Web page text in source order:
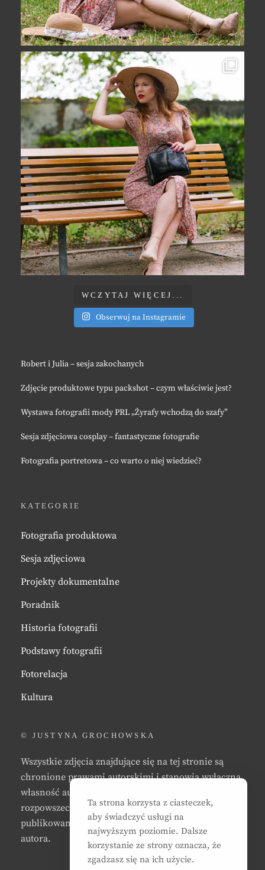
WCZYTAJ WIĘCEJ...
Obserwuj na Instagramie
Robert i Julia – sesja zakochanych
Zdjęcie produktowe typu packshot – czym właściwie jest?
Wystawa fotografii mody PRL „Żyrafy wchodzą do szafy”
Sesja zdjęciowa cosplay – fantastyczne fotografie
Fotografia portretowa – co warto o niej wiedzieć?
KATEGORIE
Fotografia produktowa
Sesja zdjęciowa
Projekty dokumentalne
Poradnik
Historia fotografii
Podstawy fotografii
Fotorelacja
Kultura
© JUSTYNA GROCHOWSKA
Wszystkie zdjęcia znajdujące się na tej stronie są
chronione prawami autorskimi i stanowią wyłączną
własność autora strony. Zabrania się kopiowania,
rozpowszechniania, reprodukowania,
publikowania, i/lub modyfikowania zdjęć bez zgody
autora.
Ta strona korzysta z ciasteczek,
aby świadczyć usługi na
najwyższym poziomie. Dalsze
korzystanie ze strony oznacza, że
zgadzasz się na ich użycie.